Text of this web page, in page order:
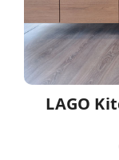
LAGO